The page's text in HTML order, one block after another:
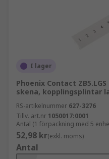
I lager
Phoenix Contact
skena, kopplingsplintar
RS-artikelnummer 627-3276
Tillv. art.nr 1050017:0001
Antal (1 förpackning med 5
52,98 kr(exkl. moms)
Antal